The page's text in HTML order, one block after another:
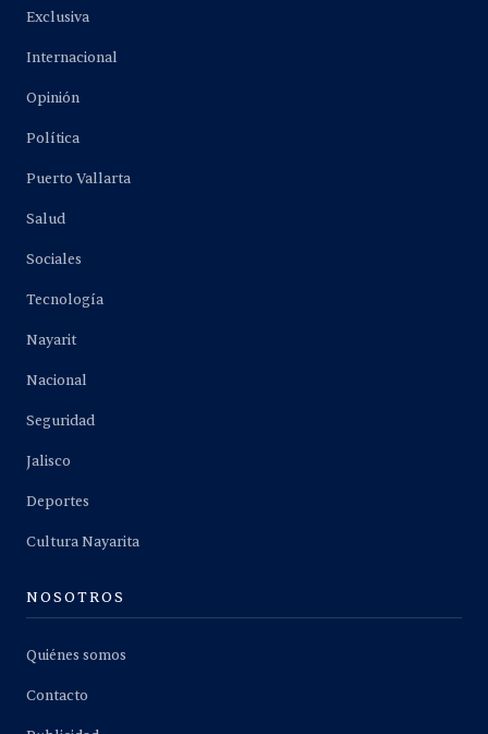
Exclusiva
Internacional
Opinión
Política
Puerto Vallarta
Salud
Sociales
Tecnología
Nayarit
Nacional
Seguridad
Jalisco
Deportes
Cultura Nayarita
NOSOTROS
Quiénes somos
Contacto